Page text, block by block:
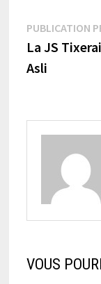
de
PUBLICATION
La JS
Asli
VOUS